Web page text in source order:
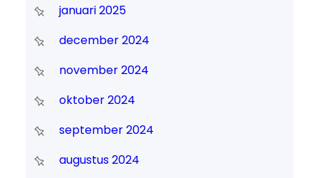
januari 2025
december 2024
november 2024
oktober 2024
september 2024
augustus 2024